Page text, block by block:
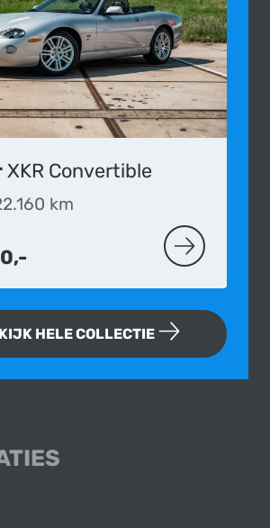
XKR Convertible
km
MEER OVER
HELE COLLECTIE